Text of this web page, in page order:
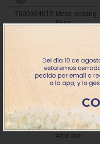
7600364012 Mesa
Rosa
7600364017 Mesa rectang.
Azul claro
+7 días
7600364018 Mesa
Azul osc.